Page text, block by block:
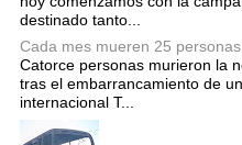
destinado tanto...
Cada mes mueren 25
Catorce personas murieron la
tras el embarrancamiento de
internacional T...